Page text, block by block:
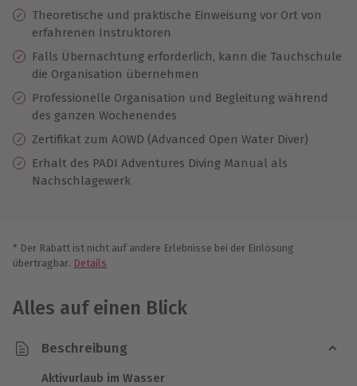
Theoretische und praktische Einweisung vor Ort von
erfahrenen Instruktoren
Falls Übernachtung erforderlich, kann die Tauchschule
die Organisation übernehmen
Professionelle Organisation und Begleitung während
des ganzen Wochenendes
Zertifikat zum AOWD (Advanced Open Water Diver)
Erhalt des PADI Adventures Diving Manual als
Nachschlagewerk
* Der Rabatt ist nicht auf andere Erlebnisse bei der Einlösung
übertragbar. Details
Alles auf einen Blick
Beschreibung
Aktivurlaub im Wasser